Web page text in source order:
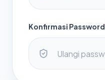
Konfirmasi Password